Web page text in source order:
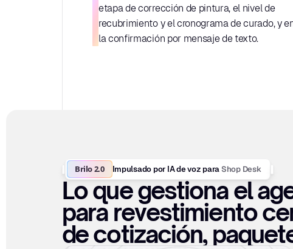
etapa de corrección de pintura, el nivel de
recubrimiento y el cronograma de curado, y
la confirmación por mensaje de texto.
Brilo 2.0 Impulsado por IA de voz para Shop Desk
Lo que gestiona el
para revestimiento
de cotización,